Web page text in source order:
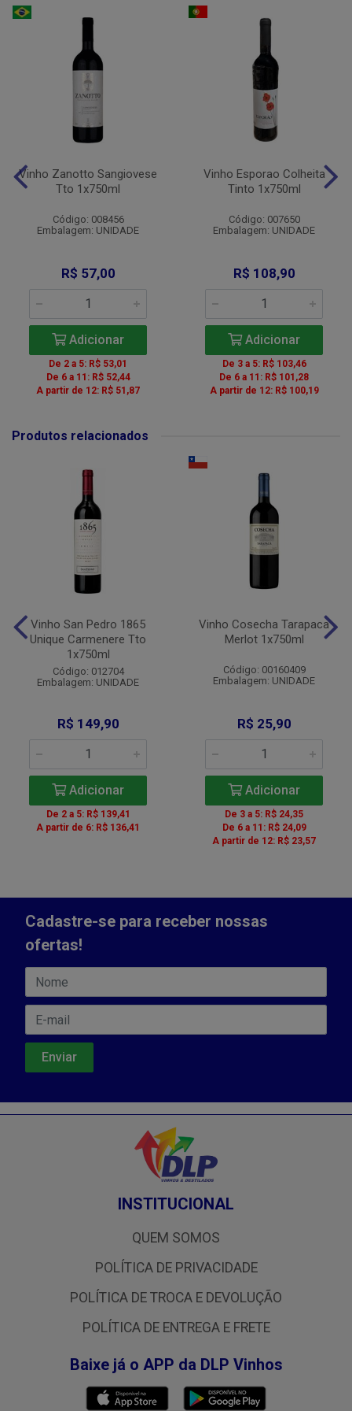
Vinho Zanotto Sangiovese
Tto 1x750ml
Código: 008456
Embalagem: UNIDADE
R$ 57,00
Adicionar
De 2 a 5: R$ 53,01
De 6 a 11: R$ 52,44
A partir de 12: R$ 51,87
Vinho Esporao Colheita
Tinto 1x750ml
Código: 007650
Embalagem: UNIDADE
R$ 108,90
Adicionar
De 3 a 5: R$ 103,46
De 6 a 11: R$ 101,28
A partir de 12: R$ 100,19
Produtos relacionados
Vinho San Pedro 1865
Unique Carmenere Tto
1x750ml
Código: 012704
Embalagem: UNIDADE
R$ 149,90
Adicionar
De 2 a 5: R$ 139,41
A partir de 6: R$ 136,41
Vinho Cosecha Tarapaca
Merlot 1x750ml
Código: 00160409
Embalagem: UNIDADE
R$ 25,90
Adicionar
De 3 a 5: R$ 24,35
De 6 a 11: R$ 24,09
A partir de 12: R$ 23,57
Cadastre-se para receber nossas
ofertas!
INSTITUCIONAL
QUEM SOMOS
POLÍTICA DE PRIVACIDADE
POLÍTICA DE TROCA E DEVOLUÇÃO
POLÍTICA DE ENTREGA E FRETE
Baixe já o APP da DLP Vinhos